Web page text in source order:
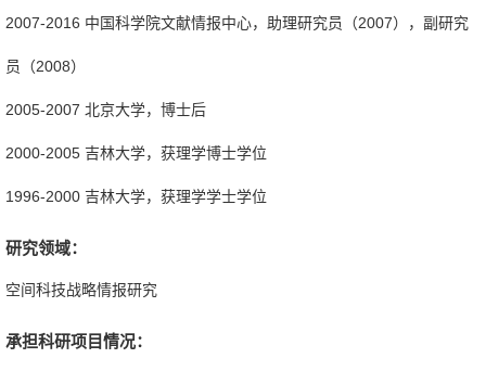
2007-2016 中国科学院文献情报中心，助理研究员（2007），副研究
员（2008）
2005-2007 北京大学，博士后
2000-2005 吉林大学，获理学博士学位
1996-2000 吉林大学，获理学学士学位
研究领域：
空间科技战略情报研究
承担科研项目情况：